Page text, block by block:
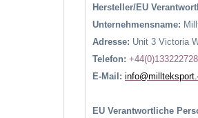
Hersteller/EU
Unternehmensname:
Adresse: Unit 3 Victoria
Telefon:
E-Mail:
EU Verantwortliche